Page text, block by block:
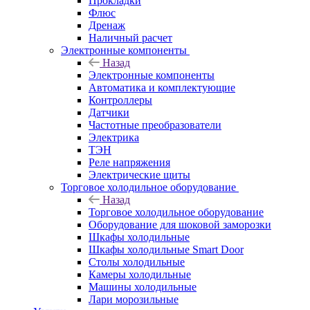
Флюс
Дренаж
Наличный расчет
Электронные компоненты
Назад
Электронные компоненты
Автоматика и комплектующие
Контроллеры
Датчики
Частотные преобразователи
Электрика
ТЭН
Реле напряжения
Электрические щиты
Торговое холодильное оборудование
Назад
Торговое холодильное оборудование
Оборудование для шоковой заморозки
Шкафы холодильные
Шкафы холодильные Smart Door
Столы холодильные
Камеры холодильные
Машины холодильные
Лари морозильные